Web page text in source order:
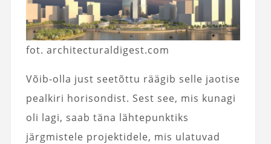
fot. architecturaldigest.com
Võib-olla just seetõttu räägib selle jaotise
pealkiri horisondist. Sest see, mis kunagi
oli lagi, saab täna lähtepunktiks
järgmistele projektidele, mis ulatuvad